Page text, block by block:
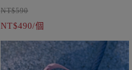
✦ 耳機包、小零錢包
✦ 伸縮繩超靈活
NT$590
NT$490/個